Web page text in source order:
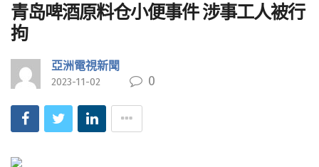
青岛啤酒原料仓小便事件 涉事工人被行
拘
亞洲電視新聞
2023-11-02 0